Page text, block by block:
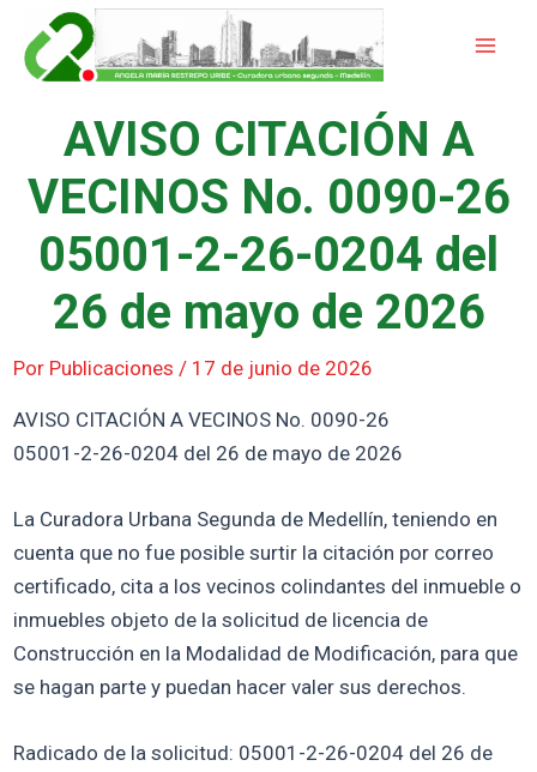
contenido
AVISO CITACIÓN A
VECINOS No. 0090-26
05001-2-26-0204 del
26 de mayo de 2026
Por Publicaciones / 17 de junio de 2026
AVISO CITACIÓN A VECINOS No. 0090-26
05001-2-26-0204 del 26 de mayo de 2026
La Curadora Urbana Segunda de Medellín, teniendo en
cuenta que no fue posible surtir la citación por correo
certificado, cita a los vecinos colindantes del inmueble o
inmuebles objeto de la solicitud de licencia de
Construcción en la Modalidad de Modificación, para que
se hagan parte y puedan hacer valer sus derechos.
Radicado de la solicitud: 05001-2-26-0204 del 26 de